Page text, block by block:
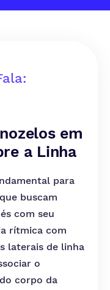
em
a Linha
para
buscam
com seu
rítmica com
laterais de linha
o
corpo da